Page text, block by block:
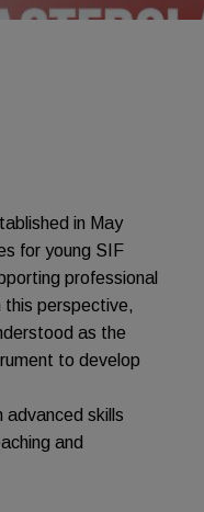
in May
for young SIF
professional
this perspective,
as the
to develop
advanced skills
and